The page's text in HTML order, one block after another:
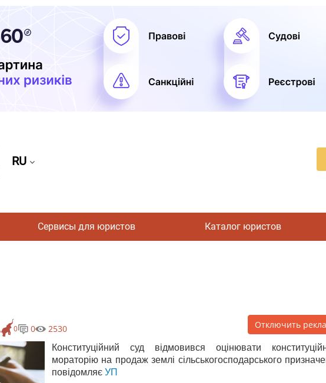
RU
Сервисы для юристов Каталог юристов
0 0 2530 Отключить
Конституційний суд відмовився оцінювати
мораторію на продаж землі сільськогосподарського
повідомляє УП